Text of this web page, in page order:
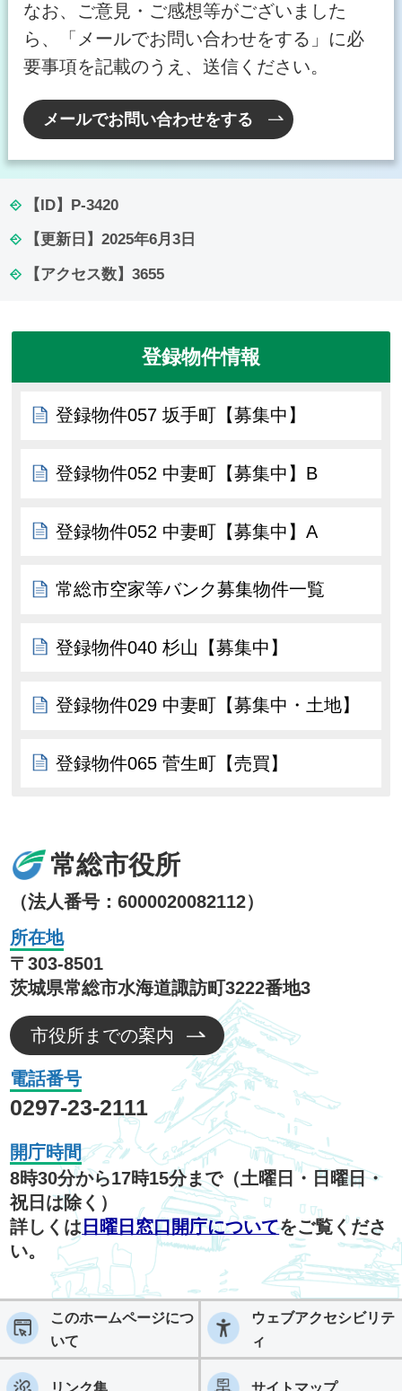
なお、ご意見・ご感想等がございました
ら、「メールでお問い合わせをする」に必
要事項を記載のうえ、送信ください。
メールでお問い合わせをする
【ID】 P-3420
【更新日】 2025年6月3日
【アクセス数】 3655
登録物件情報
登録物件057 坂手町【募集中】
登録物件052 中妻町【募集中】B
登録物件052 中妻町【募集中】A
常総市空家等バンク募集物件一覧
登録物件040 杉山【募集中】
登録物件029 中妻町【募集中・土地】
登録物件065 菅生町【売買】
常総市役所
（法人番号：6000020082112）
所在地
〒303-8501
茨城県常総市水海道諏訪町3222番地3
市役所までの案内
電話番号
0297-23-2111
開庁時間
8時30分から17時15分まで（土曜日・日曜日・
祝日は除く）
詳しくは 日曜日窓口開庁についてをご覧くださ
い。
このホームページにつ
いて
ウェブアクセシビリテ
ィ